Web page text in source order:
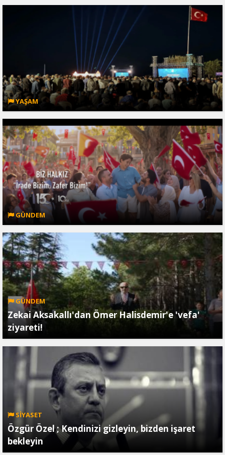
YAŞAM
GÜNDEM
GÜNDEM
Zekai Aksakallı'dan Ömer Halisdemir'e 'vefa'
ziyareti!
SİYASET
Özgür Özel ; Kendinizi gizleyin, bizden işaret
bekleyin